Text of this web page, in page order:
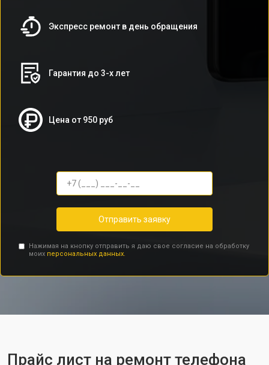
Экспресс ремонт в день обращения
Гарантия до 3-х лет
Цена от 950 руб
Отправить заявку
Нажимая на кнопку отправить я даю свое согласие на обработку
моих персональных данных.
Прайс лист на ремонт телефона